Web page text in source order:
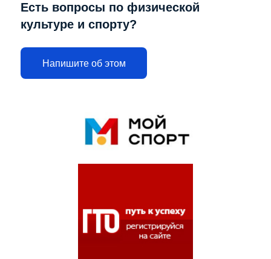
Есть вопросы по физической
культуре и спорту?
Напишите об этом